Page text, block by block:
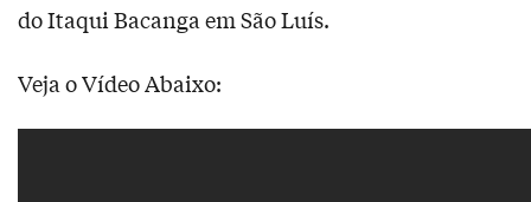
do Itaqui Bacanga em São Luís.
Veja o Vídeo Abaixo: